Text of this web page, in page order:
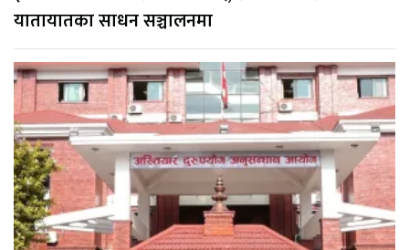
यातायातका साधन सञ्चालनमा